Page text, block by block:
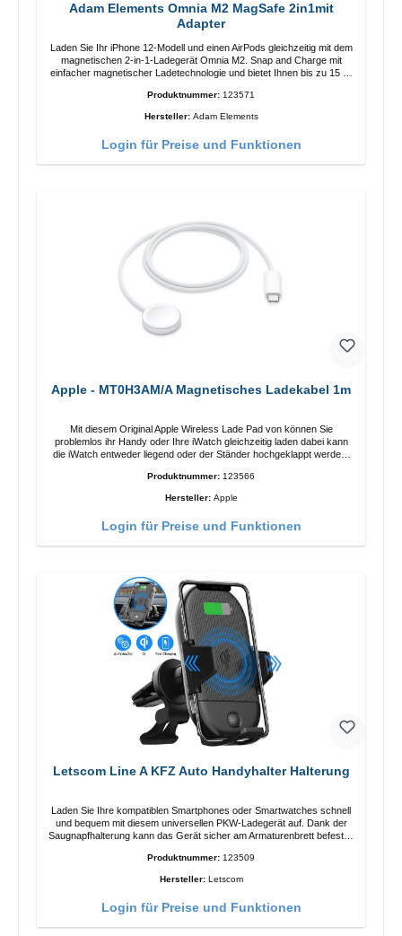
Adam Elements Omnia M2 MagSafe 2in1mit
Adapter
Laden Sie Ihr iPhone 12-Modell und einen AirPods gleichzeitig mit dem
magnetischen 2-in-1-Ladegerät Omnia M2. Snap and Charge mit
einfacher magnetischer Ladetechnologie und bietet Ihnen bis zu 15 W
ermöglicht das Design mit einstellbarem Ladewinkel eine einfache
Serie Laden Sie Ihr iPhone bequem vertikal oder horizontal auf Auf
Produktnummer: 123571
Hersteller: Adam Elements
Login für Preise und Funktionen
Apple - MT0H3AM/A Magnetisches Ladekabel 1m
Mit diesem Original Apple Wireless Lade Pad von können Sie
problemlos ihr Handy oder Ihre iWatch gleichzeitig laden dabei kann
die iWatch entweder liegend oder der Ständer hochgeklappt werden.
Produktnummer: 123566
Hersteller: Apple
Login für Preise und Funktionen
Letscom Line A KFZ Auto Handyhalter Halterung
Laden Sie Ihre kompatiblen Smartphones oder Smartwatches schnell
und bequem mit diesem universellen PKW-Ladegerät auf. Dank der
Saugnapfhalterung kann das Gerät sicher am Armaturenbrett befestigt
Produktnummer: 123509
Hersteller: Letscom
Login für Preise und Funktionen